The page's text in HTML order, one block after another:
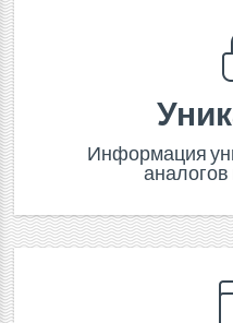
Информация
аналогов